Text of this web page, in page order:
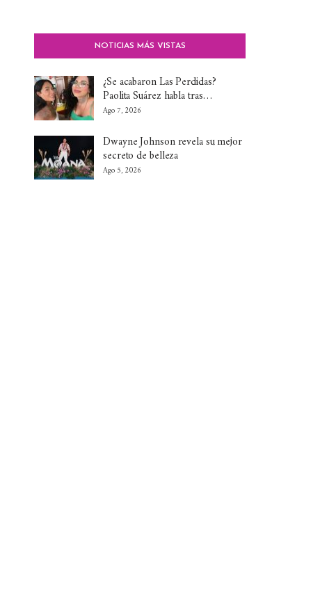
NOTICIAS MÁS VISTAS
¿Se acabaron Las Perdidas?
Paolita Suárez habla tras…
Ago 7, 2026
Dwayne Johnson revela su mejor
secreto de belleza
Ago 5, 2026